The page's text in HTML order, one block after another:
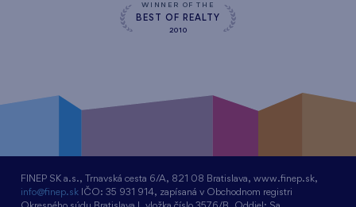
WINNER OF THE
BEST OF REALTY
2010
FINEP SK a.s., Trnavská cesta 6/A, 821 08 Bratislava, www.finep.sk,
info@finep.sk IČO: 35 931 914, zapísaná v Obchodnom registri